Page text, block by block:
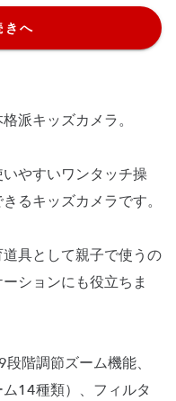
きへ
派キッズカメラ。
やすいワンタッチ操
るキッズカメラです。
具として親子で使うの
ションにも役立ちま
階調節ズーム機能、
14種類）、フィルタ